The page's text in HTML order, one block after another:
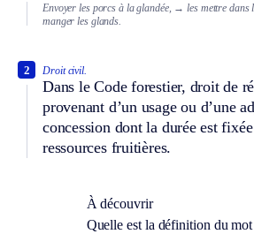
Envoyer les porcs à la glandée, → les mettre dans
manger les glands.
Droit civil.
Dans le Code forestier, droit de
provenant d’un usage ou d’une
concession dont la durée est
ressources fruitières.
2
À découvrir
Quelle est la définition du